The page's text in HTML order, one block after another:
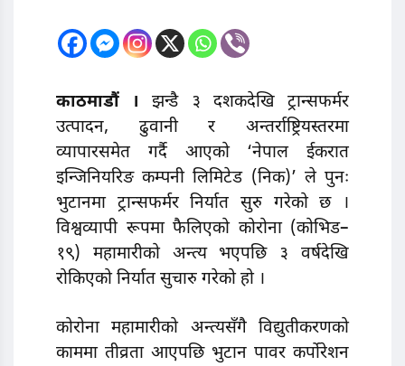
काठमाडौं । झन्डै ३ दशकदेखि ट्रान्सफर्मर
उत्पादन, ढुवानी र अन्तर्राष्ट्रियस्तरमा
व्यापारसमेत गर्दै आएको ‘नेपाल ईकरात
इन्जिनियरिङ कम्पनी लिमिटेड (निक)’ ले पुनः
भुटानमा ट्रान्सफर्मर निर्यात सुरु गरेको छ ।
विश्वव्यापी रूपमा फैलिएको कोरोना (कोभिड–
१९) महामारीको अन्त्य भएपछि ३ वर्षदेखि
रोकिएको निर्यात सुचारु गरेको हो ।
कोरोना महामारीको अन्त्यसँगै विद्युतीकरणको
काममा तीव्रता आएपछि भुटान पावर कर्पोरेशन